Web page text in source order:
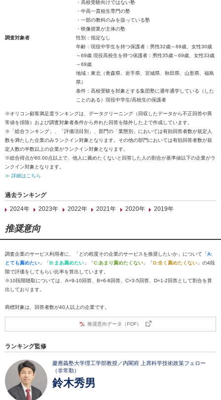
・高校受験向けではない塾
・中高一貫校生専門の塾
・一部の教科のみを扱っている塾
・映像授業が主体の塾
調査対象者
性別：指定なし
年齢：現役中学生を持つ保護者：男性32歳～69歳、女性30歳
～69歳 現役高校生を持つ保護者：男性35歳～69歳、女性33歳
～69歳
地域：東北（青森県、岩手県、宮城県、秋田県、山形県、福島
県）
条件：高校受験を対象とする集団塾に通年通学している（した
ことのある）現役中学生/高校生の保護者
※オリコン顧客満足度ランキングは、データクリーニング（回収したデータから不正回答や異
常値を排除）および調査対象者条件から外れた回答を除外した上で作成しています。
※「総合ランキング」、「評価項目別」、部門の「業態別」においては有効回答者数が規定人
数を満たした企業のみランクイン対象となります。その他の部門においては有効回答者数が規
定人数の半数以上の企業がランクイン対象となります。
※総合得点が60.00点以上で、他人に薦めたくないと回答した人の割合が基準値以下の企業がラ
ンクイン対象となります。
≫ 詳細はこちら
過去ランキング
2024年
2023年 2022年 2021年 2020年 2019年
推奨意向
調査企業のサービス利用者に、「どの程度その企業のサービスを推奨したいか」について「A:
とても薦めたい 」「B:まあ薦めたい 」「C:あまり薦めたくない 」「D:全く薦めたくない 」の4段
階で評価をしてもらい比率を算出しています。
※10段階聴取については、A=9-10回答、B=6-8回答、C=3-5回答、D=1-2回答として割合を算
出しております。
商標対象は、回答者数が40人以上の企業です。
推奨意向データ（PDF）
ランキング監修
慶應義塾大学理工学部教授／内閣府 上席科学技術政策フェロー
（非常勤）
鈴木秀男